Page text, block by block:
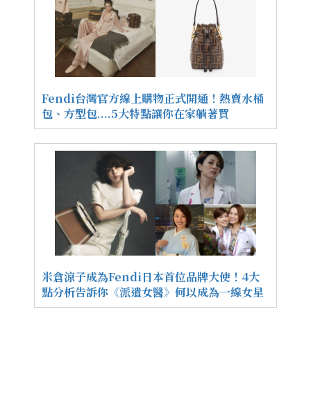
Fendi台灣官方線上購物正式開通！熱賣水桶
包、方型包....5大特點讓你在家躺著買
米倉涼子成為Fendi日本首位品牌大使！4大
點分析告訴你《派遣女醫》何以成為一線女星